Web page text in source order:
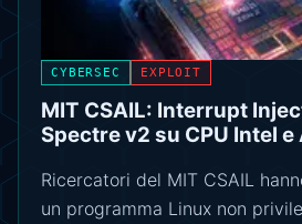
CYBERSEC EXPLOIT
MIT CSAIL: Interrupt
Spectre v2 su CPU Intel e
Ricercatori del MIT CSAIL
un programma Linux non